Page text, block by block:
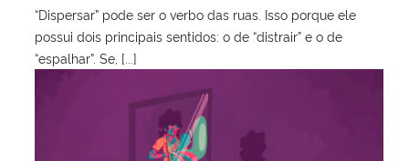
“Dispersar” pode ser o verbo das ruas. Isso porque ele
possui dois principais sentidos: o de “distrair” e o de
“espalhar”. Se, [...]